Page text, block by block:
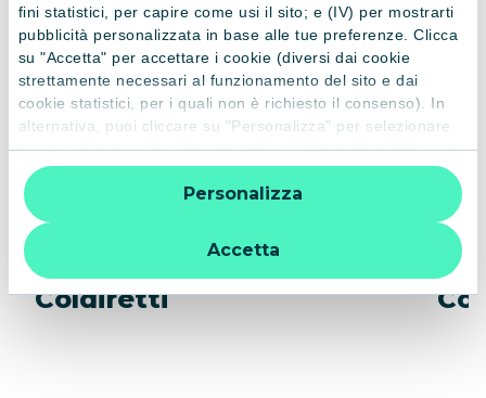
fini statistici, per capire come usi il sito; e (IV) per mostrarti
pubblicità personalizzata in base alle tue preferenze. Clicca
su "Accetta" per accettare i cookie (diversi dai cookie
strettamente necessari al funzionamento del sito e dai
cookie statistici, per i quali non è richiesto il consenso). In
alternativa, puoi cliccare su "Personalizza" per selezionare
le categorie di cookie che desideri accettare. Cliccando sulla
“X” le impostazioni predefinite vengono lasciate invariate e
quindi la navigazione può continuare senza cookie o altri
strumenti di tracciamento diversi da quelli tecnici. Per
ulteriori informazioni:
informativa privacy
Accetta
Personalizza
Coldiretti